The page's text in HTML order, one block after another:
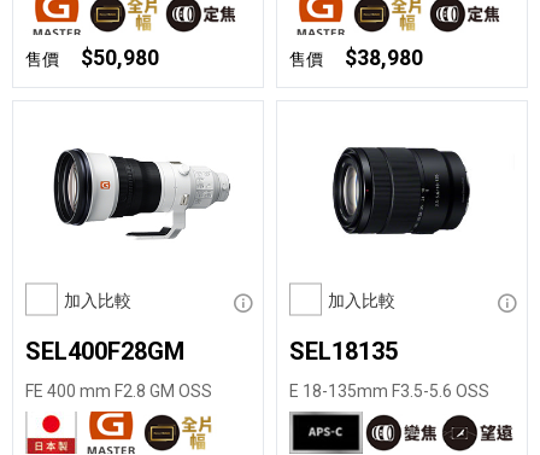
售價 $50,980 售價 $38,980
加入比較 顯示資訊
SEL400F28GM
FE 400 mm F2.8 GM OSS
加入比較 顯示
SEL18135
E 18-135mm F3.5-5.6 OSS